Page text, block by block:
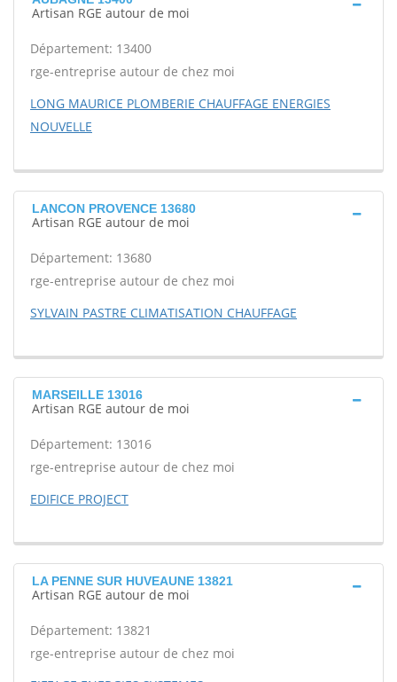
Artisan RGE autour de moi
Département: 13400
rge-entreprise autour de chez moi
LONG MAURICE PLOMBERIE CHAUFFAGE ENERGIES
NOUVELLE
LANCON PROVENCE 13680
Artisan RGE autour de moi
Département: 13680
rge-entreprise autour de chez moi
SYLVAIN PASTRE CLIMATISATION CHAUFFAGE
MARSEILLE 13016
Artisan RGE autour de moi
Département: 13016
rge-entreprise autour de chez moi
EDIFICE PROJECT
LA PENNE SUR HUVEAUNE 13821
Artisan RGE autour de moi
Département: 13821
rge-entreprise autour de chez moi